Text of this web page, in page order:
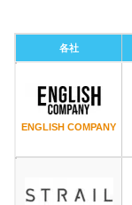
各社
ENGLISH COMPANY